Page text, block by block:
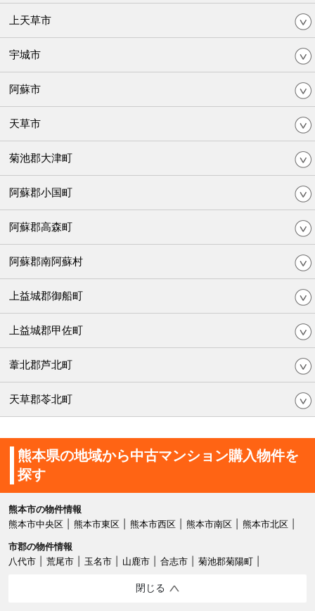
上天草市
宇城市
阿蘇市
天草市
菊池郡大津町
阿蘇郡小国町
阿蘇郡高森町
阿蘇郡南阿蘇村
上益城郡御船町
上益城郡甲佐町
葦北郡芦北町
天草郡苓北町
熊本県の地域から中古マンション購入物件を
探す
熊本市の物件情報
熊本市中央区
熊本市東区 熊本市西区 熊本市南区
熊本市北区
市郡の物件情報
八代市
荒尾市 玉名市 山鹿市 合志市 菊池郡菊陽町
閉じる